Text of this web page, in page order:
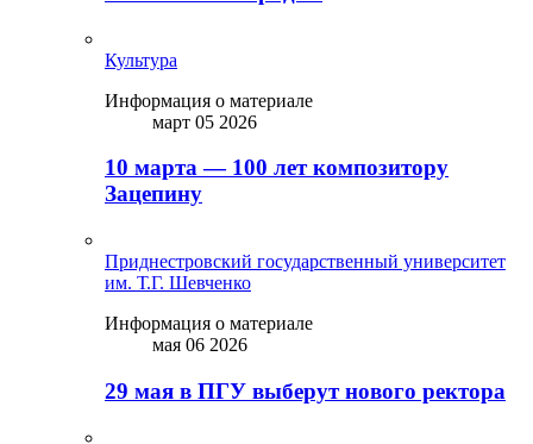
Культура
Информация о материале
март 05 2026
10 марта — 100 лет композитору
Зацепину
Приднестровский государственный университет
им. Т.Г. Шевченко
Информация о материале
мая 06 2026
29 мая в ПГУ выберут нового ректора